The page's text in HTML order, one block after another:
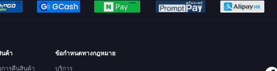
นค้า
การคืนสินค้า
ข้อกำหนดทางกฎหมาย
บริการ